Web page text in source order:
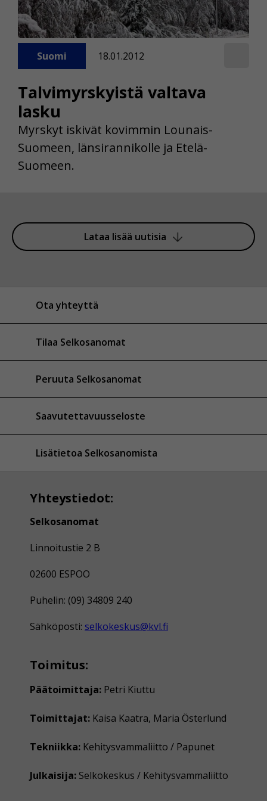
Talvimyrskyistä valtava
lasku
Suomi 18.01.2012
Myrskyt iskivät kovimmin Lounais-
Suomeen, länsirannikolle ja Etelä-
Suomeen.
Lataa lisää uutisia
Ota yhteyttä
Tilaa Selkosanomat
Peruuta Selkosanomat
Saavutettavuusseloste
Lisätietoa Selkosanomista
Yhteystiedot:
Selkosanomat
Linnoitustie 2 B
02600 ESPOO
Puhelin: (09) 34809 240
Sähköposti: selkokeskus@kvl.fi
Toimitus:
Päätoimittaja: Petri Kiuttu
Toimittajat: Kaisa Kaatra, Maria Österlund
Tekniikka: Kehitysvammaliitto / Papunet
Julkaisija: Selkokeskus / Kehitysvammaliitto